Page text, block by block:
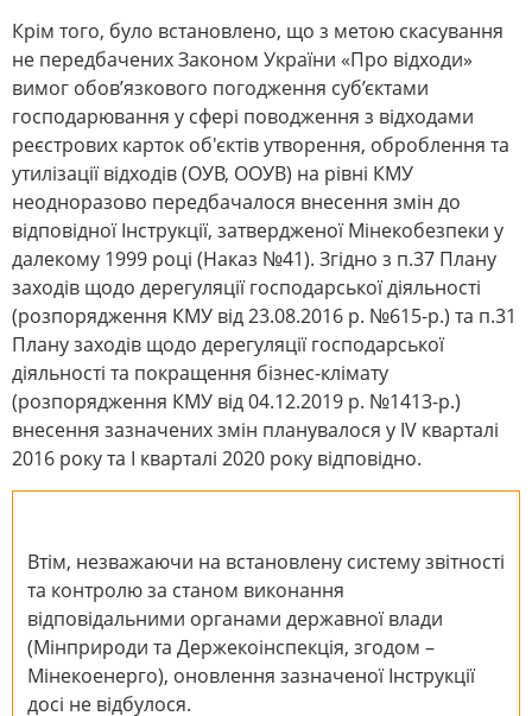
Крім того, було встановлено, що з метою скасування
не передбачених Законом України «Про відходи»
вимог обов’язкового погодження суб’єктами
господарювання у сфері поводження з відходами
реєстрових карток об'єктів утворення, оброблення та
утилізації відходів (ОУВ, ООУВ) на рівні КМУ
неодноразово передбачалося внесення змін до
відповідної Інструкції, затвердженої Мінекобезпеки у
далекому 1999 році (Наказ №41). Згідно з п.37 Плану
заходів щодо дерегуляції господарської діяльності
(розпорядження КМУ від 23.08.2016 р. №615-р.) та п.31
Плану заходів щодо дерегуляції господарської
діяльності та покращення бізнес-клімату
(розпорядження КМУ від 04.12.2019 р. №1413-р.)
внесення зазначених змін планувалося у IV кварталі
2016 року та І кварталі 2020 року відповідно.
Втім, незважаючи на встановлену систему звітності
та контролю за станом виконання
відповідальними органами державної влади
(Мінприроди та Держекоінспекція, згодом –
Мінекоенерго), оновлення зазначеної Інструкції
досі не відбулося.